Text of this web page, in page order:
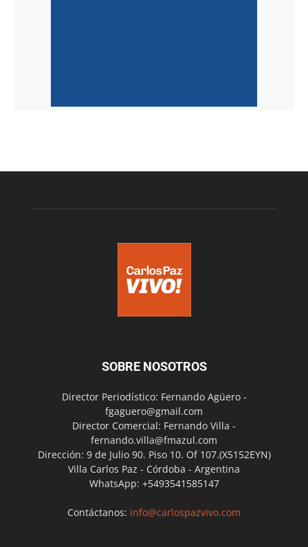
SOBRE NOSOTROS
Director Periodístico: Fernando Agüero -
fgaguero@gmail.com
Director Comercial: Fernando Villa -
fernando.villa@fmazul.com
Dirección: 9 de Julio 90. Piso 10. Of 107.(X5152EYN)
Villa Carlos Paz - Córdoba - Argentina
WhatsApp: +5493541585147
Contáctanos: info@carlospazvivo.com